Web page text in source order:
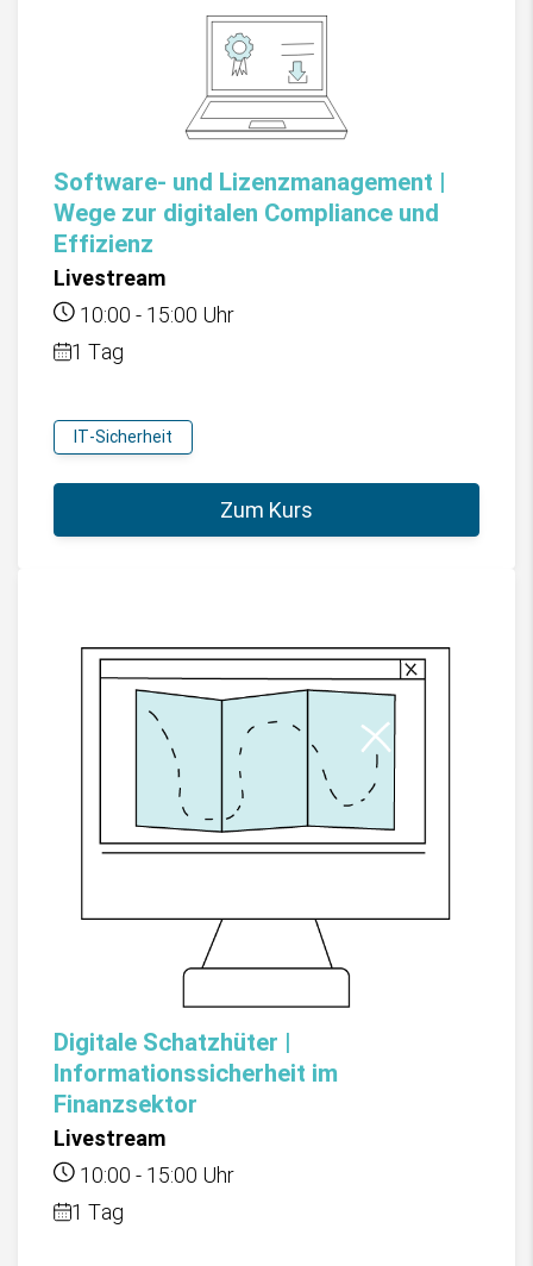
Software- und Lizenzmanagement |
Wege zur digitalen Compliance und
Effizienz
Livestream
10:00 - 15:00 Uhr
1 Tag
IT-Sicherheit
Zum Kurs
Digitale Schatzhüter |
Informationssicherheit im
Finanzsektor
Livestream
10:00 - 15:00 Uhr
1 Tag